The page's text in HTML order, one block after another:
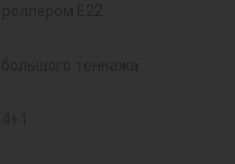
E22
тоннажа